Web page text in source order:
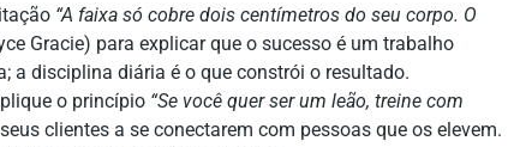
“A faixa só cobre dois centímetros do seu corpo. O
Gracie) para explicar que o sucesso é um trabalho
a disciplina diária é o que constrói o resultado.
o princípio “Se você quer ser um leão, treine com
clientes a se conectarem com pessoas que os elevem.